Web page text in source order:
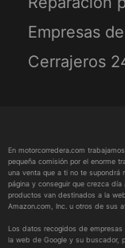
Empresas
Cerrajeros
En motorcorredera.com
pequeña comisión por el enorme
una venta que a ti no te supondrá
página y conseguir que crezca
productos van destinados a la
Amazon.com, Inc. u otros de sus
Los datos recogidos de
la web de Google y su buscador,